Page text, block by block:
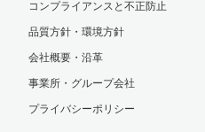
コンプライアンスと不正防止
品質方針・環境方針
会社概要・沿革
事業所・グループ会社
プライバシーポリシー